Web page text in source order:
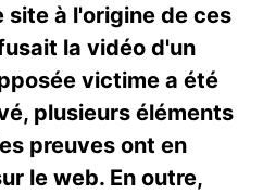
à l'origine de ces
la vidéo d'un
victime a été
plusieurs éléments
preuves ont en
le web. En outre,